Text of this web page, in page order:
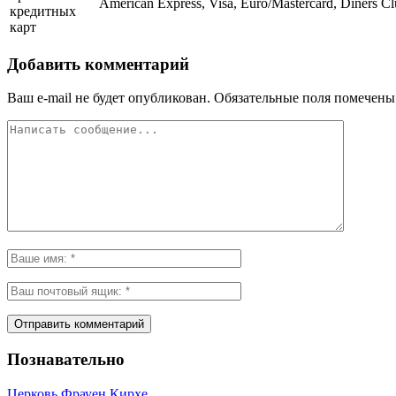
кредитных
карт
American Express, Visa, Euro/Mastercard, Diners
Добавить комментарий
Ваш e-mail не будет опубликован. Обязательные поля помечены
Познавательно